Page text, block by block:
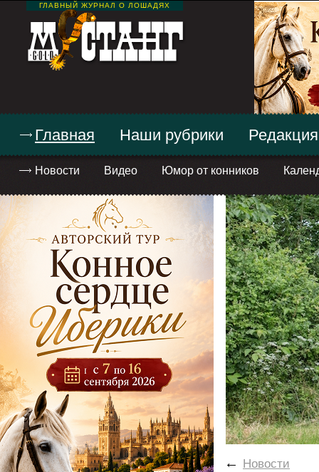
ГЛАВНЫЙ ЖУРНАЛ О ЛОШАДЯХ
Главная
Новости Видео Юмор от конников
Наши рубрики Редакция
← Новости